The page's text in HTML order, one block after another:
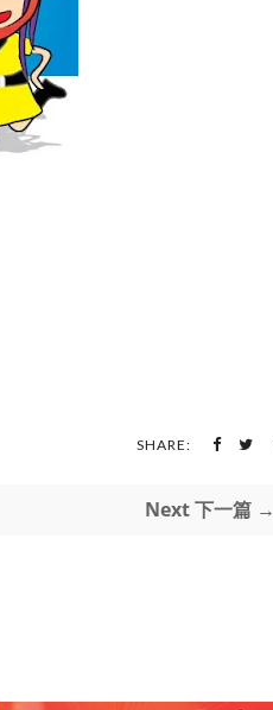
SHARE:
Next 下一篇 →